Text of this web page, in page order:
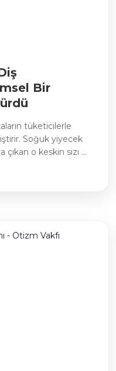
Bir
tüketicilerle
Soğuk yiyecek
o keskin sızı ...